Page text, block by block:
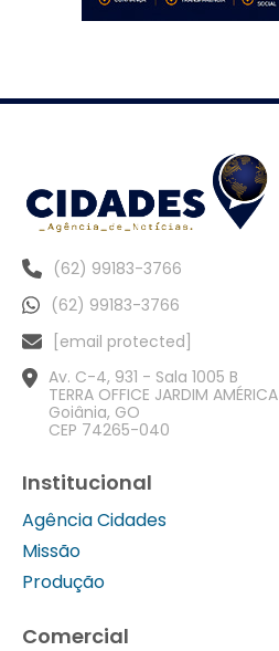
(62) 99183-3766
(62) 99183-3766
[email protected]
Av. C-4, 931 - Sala 1005 B
TERRA OFFICE JARDIM AMÉRICA
Goiânia, GO
CEP 74265-040
Institucional
Agência Cidades
Missão
Produção
Comercial